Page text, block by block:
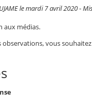
le mardi 7 avril 2020 -
aux médias.
observations, vous